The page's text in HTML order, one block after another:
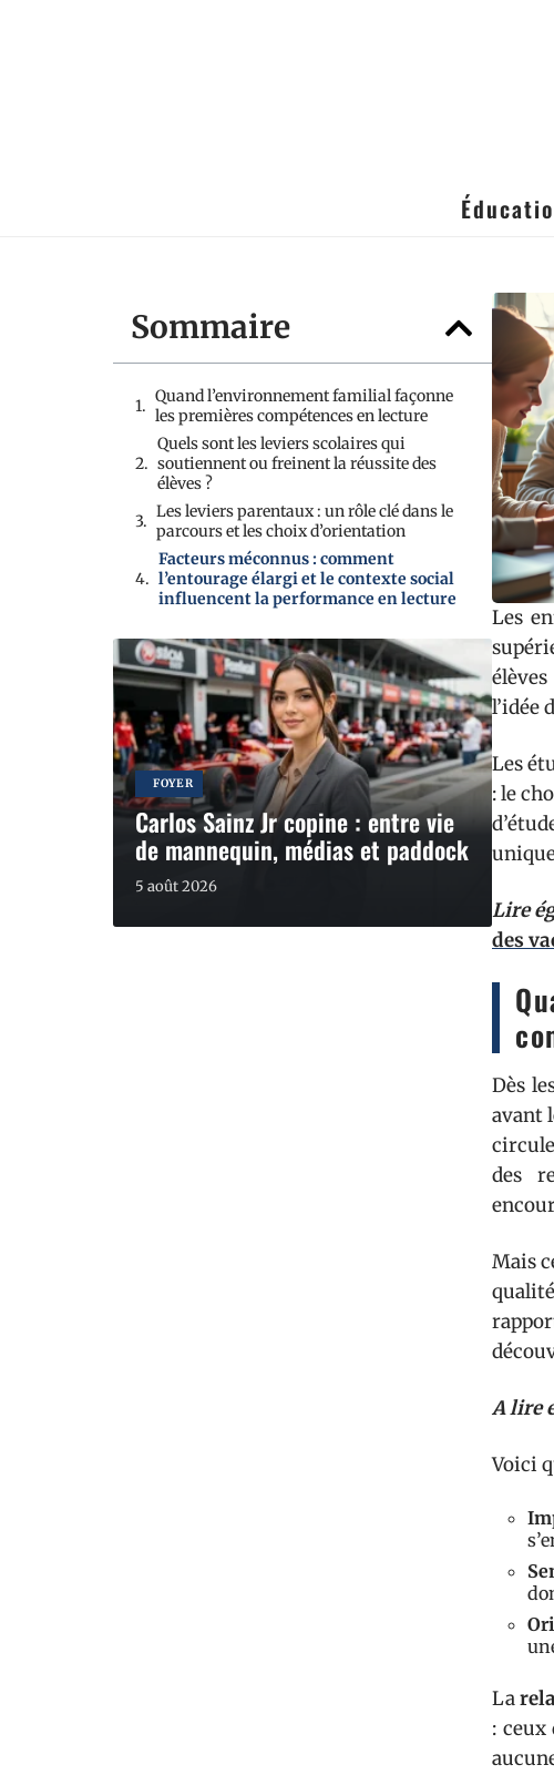
Sommaire
Quand l’environnement familial façonne
les premières compétences en lecture
Quels sont les leviers scolaires qui
soutiennent ou freinent la réussite des
élèves ?
Les leviers parentaux : un rôle clé dans le
parcours et les choix d’orientation
Facteurs méconnus : comment
l’entourage élargi et le contexte social
influencent la performance en lecture
FOYER
Carlos Sainz Jr copine : entre vie
de mannequin, médias et paddock
5 août 2026
Les
l’idée
Les
: le
Lire
des
Dès
avant
des
Mais
A lire
Voici
La
: ceux